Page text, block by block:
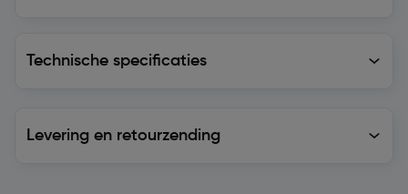
Technische specificaties
Levering en retourzending